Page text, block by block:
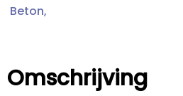
Beton,
Omschrijving